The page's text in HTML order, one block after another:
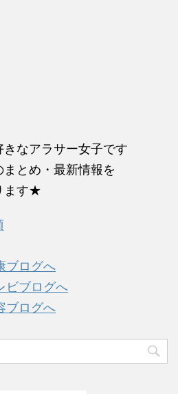
なアラサー女子です
とめ・最新情報を
ます★